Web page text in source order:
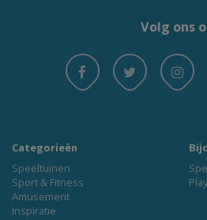
Volg ons
Categorieën
Speeltuinen
Sport & Fitness
Amusement
Inspiratie